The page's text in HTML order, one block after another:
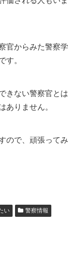
官からみた警察学
す。
きない警察官とは
ありません。
ので、頑張ってみ
い 警察情報